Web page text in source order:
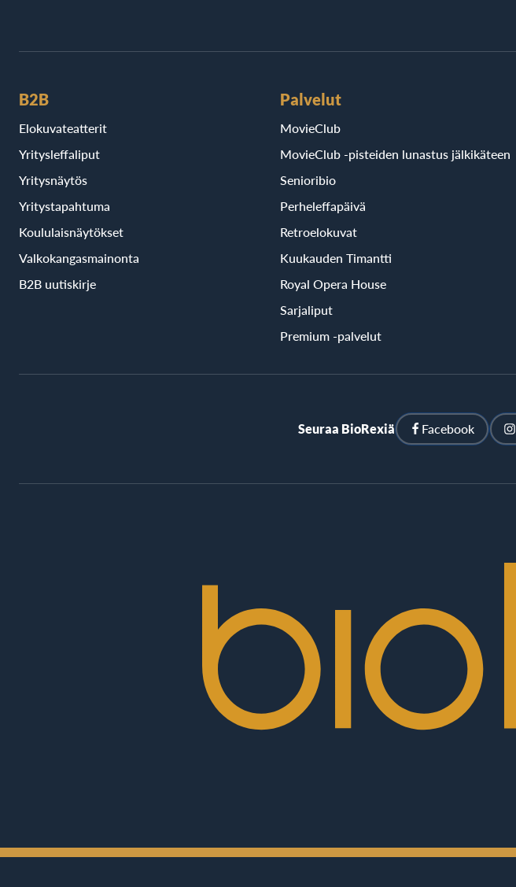
B2B
Elokuvateatterit
Yritysleffaliput
Yritysnäytös
Yritystapahtuma
Koululaisnäytökset
Valkokangasmainonta
B2B uutiskirje
Palvelut
MovieClub
MovieClub -pisteiden lunastus jälkikäteen
Senioribio
Perheleffapäivä
Retroelokuvat
Kuukauden Timantti
Royal Opera House
Sarjaliput
Premium -palvelut
Seuraa BioRexiä Facebook